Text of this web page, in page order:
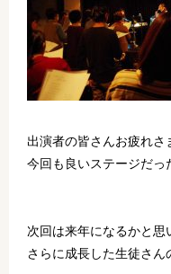
出演者の皆さんお疲れさ
今回も良いステージだっ
次回は来年になるかと思
さらに成長した生徒さん